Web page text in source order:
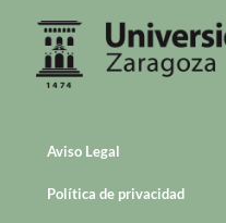
Aviso Legal
Política de privacidad